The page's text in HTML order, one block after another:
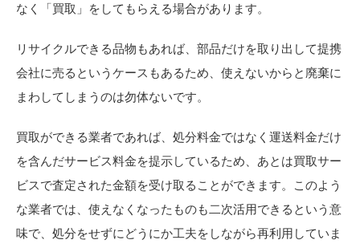
なく「買取」をしてもらえる場合があります。
リサイクルできる品物もあれば、部品だけを取り出して提携
会社に売るというケースもあるため、使えないからと廃棄に
まわしてしまうのは勿体ないです。
買取ができる業者であれば、処分料金ではなく運送料金だけ
を含んだサービス料金を提示しているため、あとは買取サー
ビスで査定された金額を受け取ることができます。このよう
な業者では、使えなくなったものも二次活用できるという意
味で、処分をせずにどうにか工夫をしながら再利用していま